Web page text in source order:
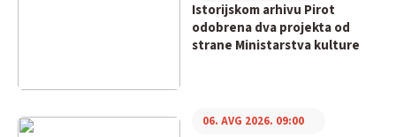
Istorijskom arhivu Pirot
odobrena dva projekta od
strane Ministarstva kulture
06. AVG 2026. 09:00